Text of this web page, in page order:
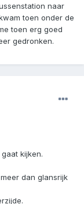
naar
toen onder de
toen erg goed
gedronken.
kijken.
dan glansrijk